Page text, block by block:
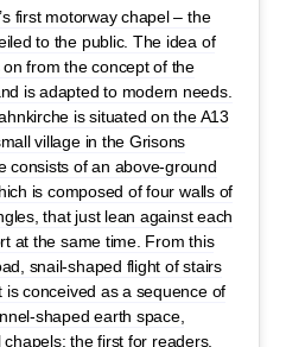
first motorway chapel – the
to the public. The idea of
from the concept of the
is adapted to modern needs.
is situated on the A13
village in the Grisons
consists of an above-ground
is composed of four walls of
that just lean against each
at the same time. From this
snail-shaped flight of stairs
conceived as a sequence of
shaped earth space,
the first for readers,